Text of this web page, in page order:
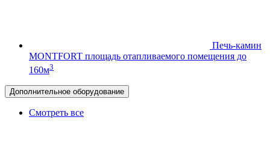
Печь-камин
MONTFORT площадь отапливаемого помещения до
160м3
Дополнительное оборудование
Смотреть все